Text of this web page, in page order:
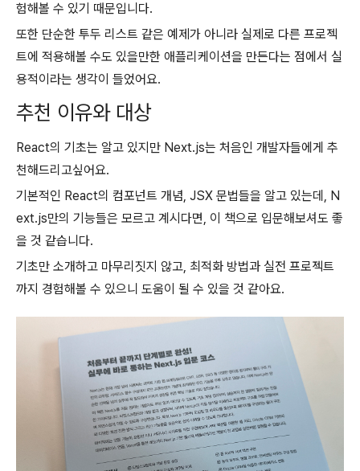
험해볼 수 있기 때문입니다.
또한 단순한 투두 리스트 같은 예제가 아니라 실제로 다른 프로젝
트에 적용해볼 수도 있을만한 애플리케이션을 만든다는 점에서 실
용적이라는 생각이 들었어요.
추천 이유와 대상
React의 기초는 알고 있지만 Next.js는 처음인 개발자들에게 추
천해드리고싶어요.
기본적인 React의 컴포넌트 개념, JSX 문법들을 알고 있는데, N
ext.js만의 기능들은 모르고 계시다면, 이 책으로 입문해보셔도 좋
을 것 같습니다.
기초만 소개하고 마무리짓지 않고, 최적화 방법과 실전 프로젝트
까지 경험해볼 수 있으니 도움이 될 수 있을 것 같아요.